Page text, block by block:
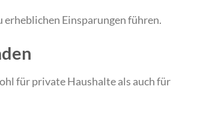
erheblichen Einsparungen führen.
für private Haushalte als auch für